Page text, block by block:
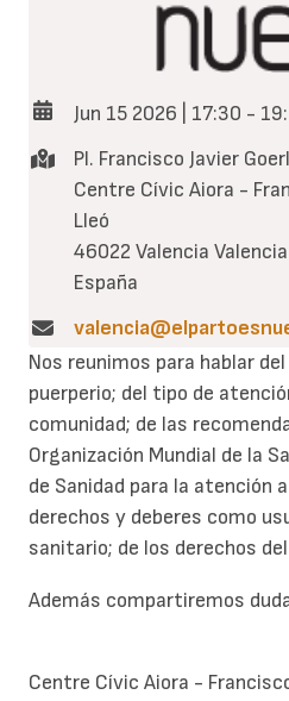
Nos reunimos para hablar
puerperio; del tipo de
comunidad; de las
Organización Mundial de la
de Sanidad para la atención
derechos y deberes como
sanitario; de los derechos
Además compartiremos
Centre Cívic Aiora -
Jun 15 2026 | 17:30 -
Pl. Francisco Javier
Centre Cívic Aiora -
Lleó
46022 Valencia Valencia
España